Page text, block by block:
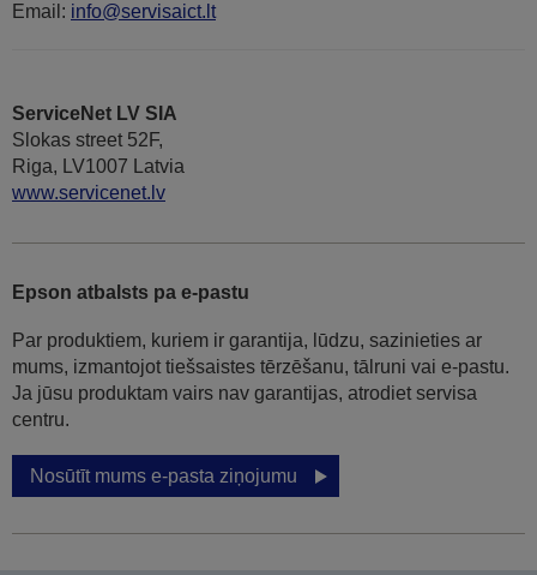
Email: info@servisaict.lt
ServiceNet LV SIA
Slokas street 52F,
Riga, LV1007 Latvia
www.servicenet.lv
Epson atbalsts pa e-pastu
Par produktiem, kuriem ir garantija, lūdzu, sazinieties ar
mums, izmantojot tiešsaistes tērzēšanu, tālruni vai e-pastu.
Ja jūsu produktam vairs nav garantijas, atrodiet servisa
centru.
Nosūtīt mums e-pasta ziņojumu